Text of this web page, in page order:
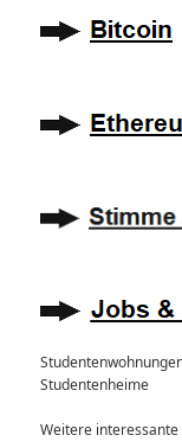
Studentenheime
Weitere interessante